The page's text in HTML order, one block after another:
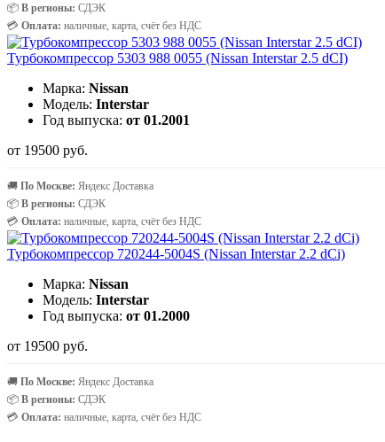
📦 В регионы: СДЭК
💳 Оплата: наличные, карта, счёт без НДС
Турбокомпрессор 5303 988 0055 (Nissan Interstar 2.5 dCI)
Марка: Nissan
Модель: Interstar
Год выпуска: от 01.2001
от 19500 руб.
🚚 По Москве: Яндекс Доставка
📦 В регионы: СДЭК
💳 Оплата: наличные, карта, счёт без НДС
Турбокомпрессор 720244-5004S (Nissan Interstar 2.2 dCi)
Марка: Nissan
Модель: Interstar
Год выпуска: от 01.2000
от 19500 руб.
🚚 По Москве: Яндекс Доставка
📦 В регионы: СДЭК
💳 Оплата: наличные, карта, счёт без НДС